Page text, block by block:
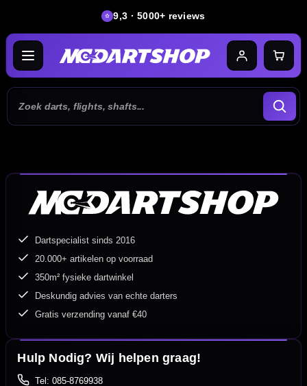
9,3 · 5000+ reviews
Dartspecialist sinds 2016
20.000+ artikelen op voorraad
350m² fysieke dartwinkel
Deskundig advies van echte darters
Gratis verzending vanaf €40
Hulp Nodig? Wij helpen graag!
Tel: 085-8769938